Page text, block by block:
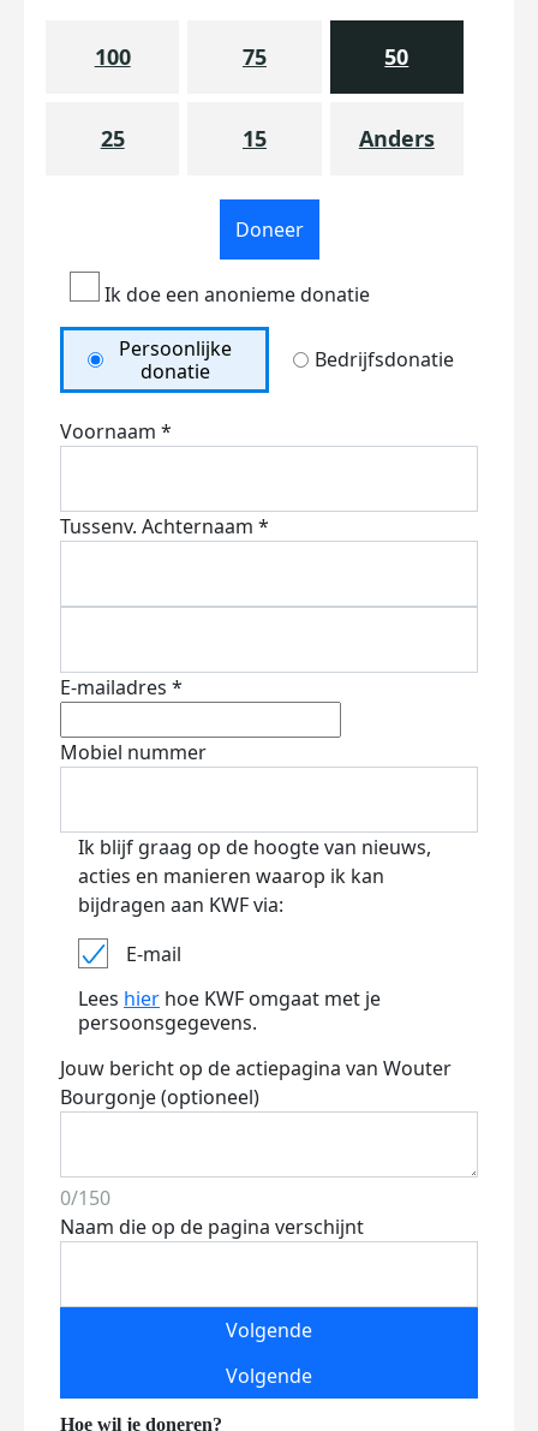
100 75 50
25 15 Anders
Doneer
Ik doe een anonieme donatie
Persoonlijke
donatie
Bedrijfsdonatie
Voornaam *
Tussenv. Achternaam *
E-mailadres *
Mobiel nummer
Ik blijf graag op de hoogte van nieuws,
acties en manieren waarop ik kan
bijdragen aan KWF via:
E-mail
Lees hier hoe KWF omgaat met je
persoonsgegevens.
Jouw bericht op de actiepagina van Wouter
Bourgonje (optioneel)
0/150
Naam die op de pagina verschijnt
Volgende
Volgende